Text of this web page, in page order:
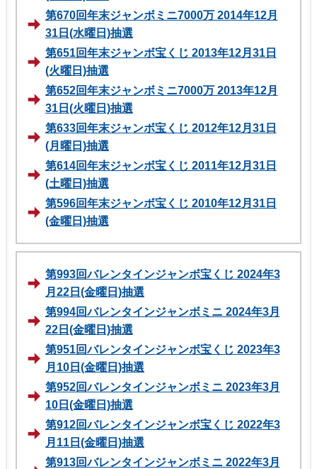
第670回年末ジャンボミニ7000万 2014年12月
31日(水曜日)抽選
第651回年末ジャンボ宝くじ 2013年12月31日
(火曜日)抽選
第652回年末ジャンボミニ7000万 2013年12月
31日(火曜日)抽選
第633回年末ジャンボ宝くじ 2012年12月31日
(月曜日)抽選
第614回年末ジャンボ宝くじ 2011年12月31日
(土曜日)抽選
第596回年末ジャンボ宝くじ 2010年12月31日
(金曜日)抽選
第993回バレンタインジャンボ宝くじ 2024年3
月22日(金曜日)抽選
第994回バレンタインジャンボミニ 2024年3月
22日(金曜日)抽選
第951回バレンタインジャンボ宝くじ 2023年3
月10日(金曜日)抽選
第952回バレンタインジャンボミニ 2023年3月
10日(金曜日)抽選
第912回バレンタインジャンボ宝くじ 2022年3
月11日(金曜日)抽選
第913回バレンタインジャンボミニ 2022年3月